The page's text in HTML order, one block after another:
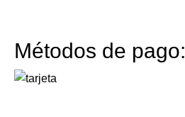
Métodos de pago: